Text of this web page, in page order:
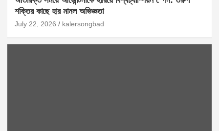
শক্তির কাছে হার মানল অভিজ্ঞতা
July 22, 2026 kalersongbad